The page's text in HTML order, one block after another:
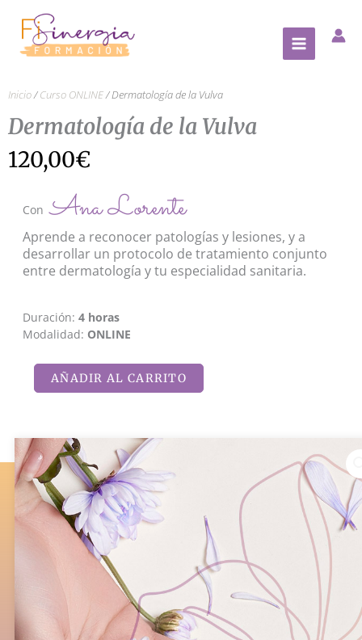
contenido
Inicio/Curso ONLINE/ Dermatología de la Vulva
Dermatología de la Vulva
120,00€
ConAna Lorente
Aprende a reconocer patologías y lesiones, y a
desarrollar un protocolo de tratamiento conjunto
entre dermatología y tu especialidad sanitaria.
Duración: 4 horas
Modalidad: ONLINE
Dermatología
Vulva
AÑADIR AL CARRITO